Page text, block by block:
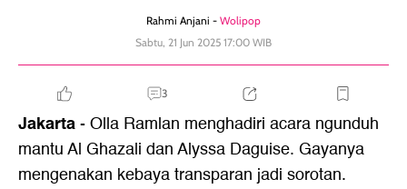
Rahmi Anjani - Wolipop
Sabtu, 21 Jun 2025 17:00 WIB
3
Jakarta- Olla Ramlan menghadiri acara ngunduh
mantu Al Ghazali dan Alyssa Daguise. Gayanya
mengenakan kebaya transparan jadi sorotan.